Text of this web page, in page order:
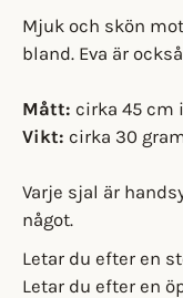
Mjuk och skön
bland. Eva är
Mått: cirka 45 cm
Vikt: cirka 30
Varje sjal är
något.
Letar du efter en
Letar du efter en